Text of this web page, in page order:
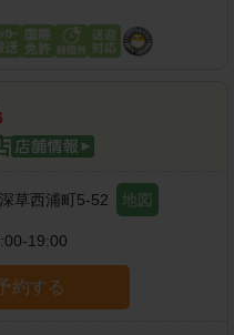
草西浦町5-52 地図
19:00
約する